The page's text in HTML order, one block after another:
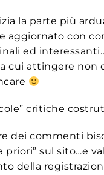
la parte più
aggiornato con
ed
cui attingere non
critiche
dei commenti
priori” sul sito…e
della